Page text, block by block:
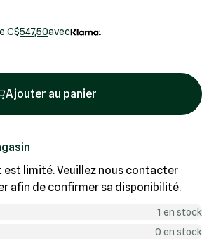
C$547,50avec
Ajouter au panier
est limité. Veuillez nous contacter
afin de confirmer sa disponibilité.
1 en stock
0 en stock